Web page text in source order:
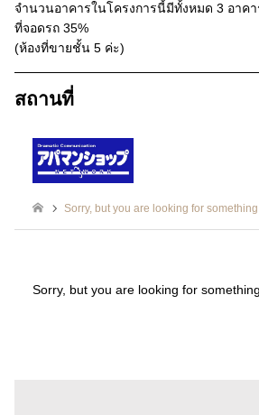
จำนวนอาคารในโครงการนี้มีทั้งหมด 3 อาค
ที่จอดรถ 35%
(ห้องที่ขายชั้น 5 ค่ะ)
สถานที่